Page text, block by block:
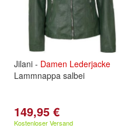
Jilani - Damen Lederjacke
Lammnappa salbei
149,95 €
Kostenloser Versand